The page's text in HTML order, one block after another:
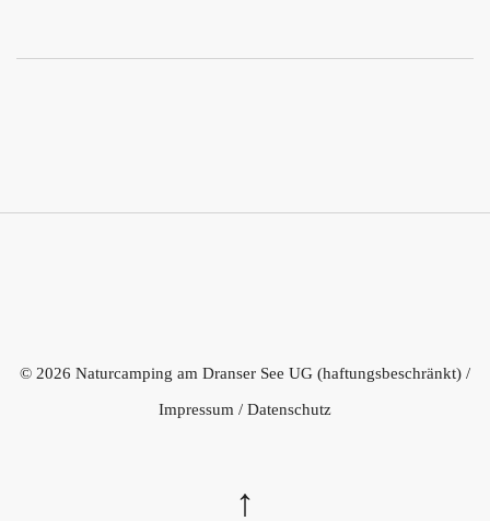
© 2026 Naturcamping am Dranser See UG (haftungsbeschränkt) /
Impressum / Datenschutz